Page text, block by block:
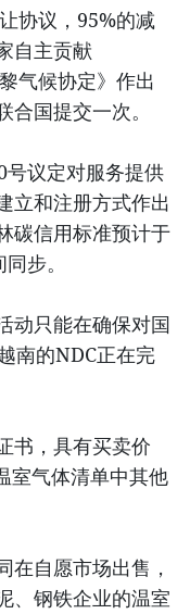
协议，95%的减
自主贡献
气候协定》作出
国提交一次。
议定对服务提供
立和注册方式作出
碳信用标准预计于
步。
动只能在确保对国
南的NDC正在完
书，具有买卖价
室气体清单中其他
在自愿市场出售，
、钢铁企业的温室